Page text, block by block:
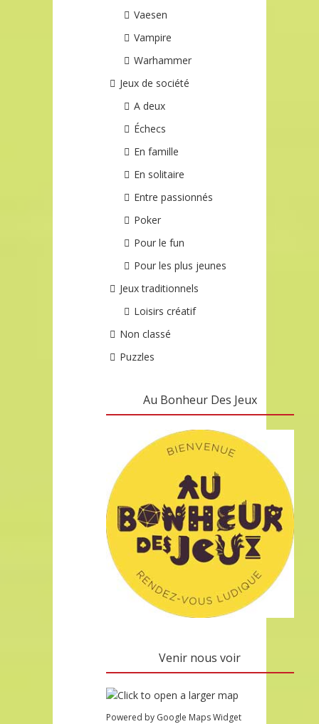
Vaesen
Vampire
Warhammer
Jeux de société
A deux
Échecs
En famille
En solitaire
Entre passionnés
Poker
Pour le fun
Pour les plus jeunes
Jeux traditionnels
Loisirs créatif
Non classé
Puzzles
Au Bonheur Des Jeux
Venir nous voir
Powered by Google Maps Widget